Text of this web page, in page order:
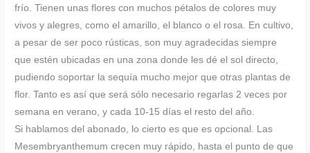
frío. Tienen unas flores con muchos pétalos de colores muy
vivos y alegres, como el amarillo, el blanco o el rosa. En cultivo,
a pesar de ser poco rústicas, son muy agradecidas siempre
que estén ubicadas en una zona donde les dé el sol directo,
pudiendo soportar la sequía mucho mejor que otras plantas de
flor. Tanto es así que será sólo necesario regarlas 2 veces por
semana en verano, y cada 10-15 días el resto del año.
Si hablamos del abonado, lo cierto es que es opcional. Las
Mesembryanthemum crecen muy rápido, hasta el punto de que